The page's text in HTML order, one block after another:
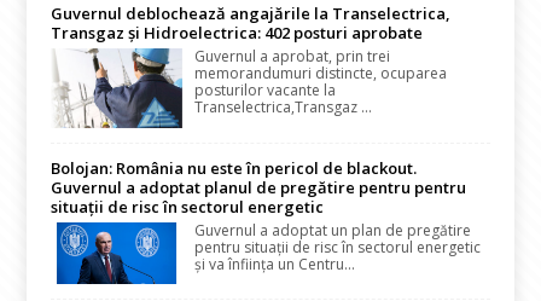
Guvernul deblochează angajările la Transelectrica,
Transgaz și Hidroelectrica: 402 posturi aprobate
Guvernul a aprobat, prin trei
memorandumuri distincte, ocuparea
posturilor vacante la
Transelectrica,Transgaz ...
Bolojan: România nu este în pericol de blackout.
Guvernul a adoptat planul de pregătire pentru pentru
situații de risc în sectorul energetic
Guvernul a adoptat un plan de pregătire
pentru situații de risc în sectorul energetic
și va înființa un Centru...